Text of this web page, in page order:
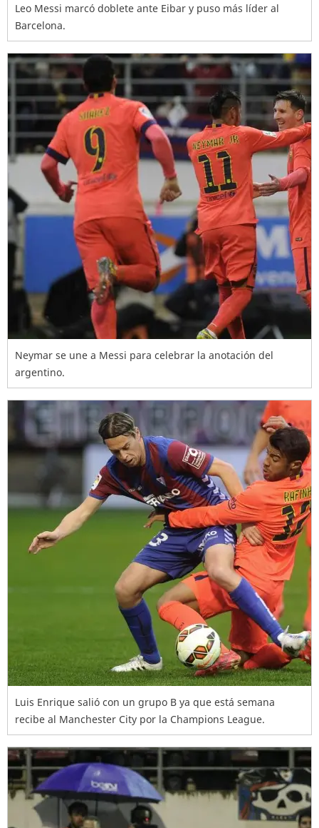
Leo Messi marcó doblete ante Eibar y puso más líder al
Barcelona.
Neymar se une a Messi para celebrar la anotación del
argentino.
Luis Enrique salió con un grupo B ya que está semana
recibe al Manchester City por la Champions League.